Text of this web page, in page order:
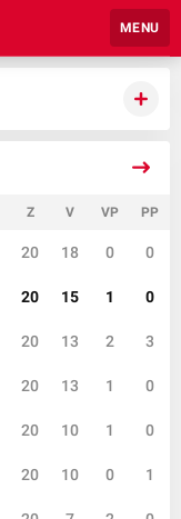
MENU
Z V VP PP
20 18 0 0
20 15 1 0
20 13 2 3
20 13 1 0
20 10 1 0
20 10 0 1